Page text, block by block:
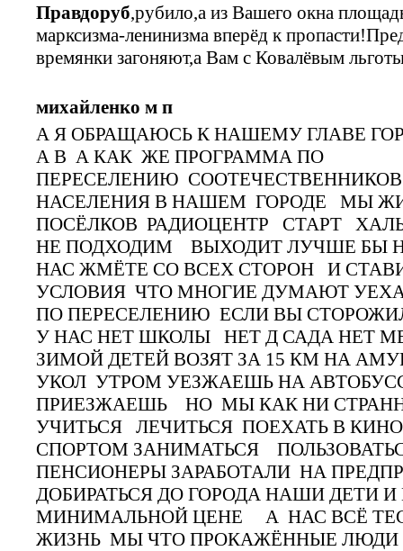
Правдоруб,рубило,а из Вашего окна
марксизма-ленинизма вперёд к
времянки загоняют,а Вам с Ковалёвым
михайленко м п
А Я ОБРАЩАЮСЬ К НАШЕМУ ГЛАВЕ
А В А КАК ЖЕ ПРОГРАММА ПО
ПЕРЕСЕЛЕНИЮ
НАСЕЛЕНИЯ В НАШЕМ ГОРОДЕ МЫ
ПОСЁЛКОВ РАДИОЦЕНТР СТАРТ
НЕ ПОДХОДИМ ВЫХОДИТ ЛУЧШЕ БЫ
НАС ЖМЁТЕ СО ВСЕХ СТОРОН И
УСЛОВИЯ ЧТО МНОГИЕ ДУМАЮТ
ПО ПЕРЕСЕЛЕНИЮ ЕСЛИ ВЫ
У НАС НЕТ ШКОЛЫ НЕТ Д САДА НЕТ
ЗИМОЙ ДЕТЕЙ ВОЗЯТ ЗА 15 КМ НА
УКОЛ УТРОМ УЕЗЖАЕШЬ НА
ПРИЕЗЖАЕШЬ НО МЫ КАК НИ
УЧИТЬСЯ ЛЕЧИТЬСЯ ПОЕХАТЬ В
СПОРТОМ ЗАНИМАТЬСЯ
ПЕНСИОНЕРЫ ЗАРАБОТАЛИ НА
ДОБИРАТЬСЯ ДО ГОРОДА НАШИ ДЕТИ
МИНИМАЛЬНОЙ ЦЕНЕ А НАС ВСЁ
ЖИЗНЬ МЫ ЧТО ПРОКАЖЁННЫЕ ЛЮДИ